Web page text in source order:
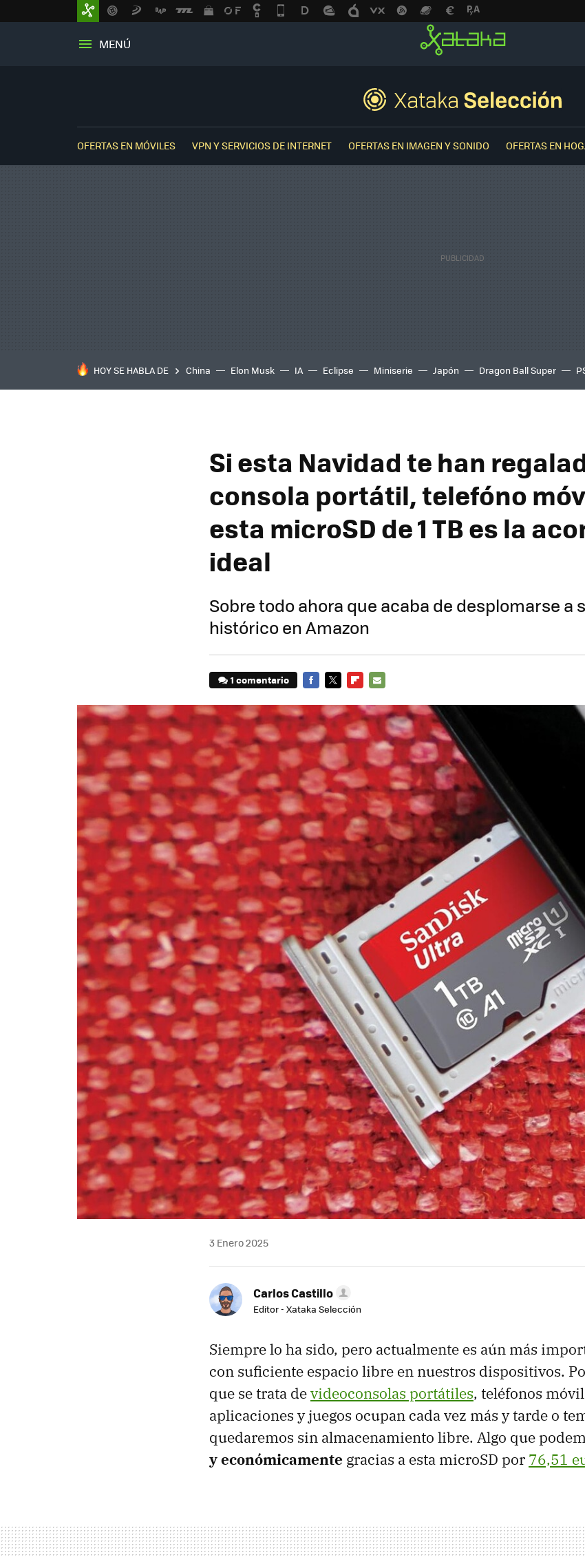
MENÚ
OFERTAS EN MÓVILES VPN Y SERVICIOS DE INTERNET OFERTAS EN IMAGEN Y SONIDO OFERTAS EN
HOY SE HABLA DE China Elon Musk IA Eclipse Miniserie Japón Dragon Ball Super
Si esta Navidad te han
consola portátil, telefóno
esta microSD de 1 TB es la
ideal
Sobre todo ahora que acaba de desplomarse a
histórico en Amazon
1 comentario
MAIL
3 Enero 2025
Carlos Castillo
Editor - Xataka Selección
Siempre lo ha sido, pero actualmente es aún más
con suficiente espacio libre en nuestros dispositivos.
que se trata devideoconsolas portátiles, teléfonos
aplicaciones y juegos ocupan cada vez más y tarde o
quedaremos sin almacenamiento libre. Algo que
y económicamente gracias a esta microSD por 76,51